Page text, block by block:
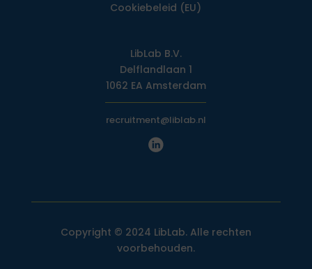
Cookiebeleid (EU)
LibLab B.V.
Delflandlaan 1
1062 EA Amsterdam
recruitment@liblab.nl
Copyright © 2024 LibLab. Alle rechten
voorbehouden.